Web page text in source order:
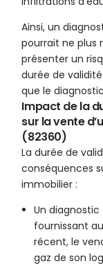
Ainsi, un
pourrait ne plus
présenter un
durée de
que le
Impact de la
sur la vente
(82360)
La durée de
conséquences
immobilier :
Un
fournissant
récent, le
gaz de son